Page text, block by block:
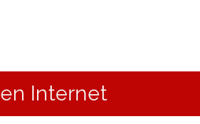
Internet